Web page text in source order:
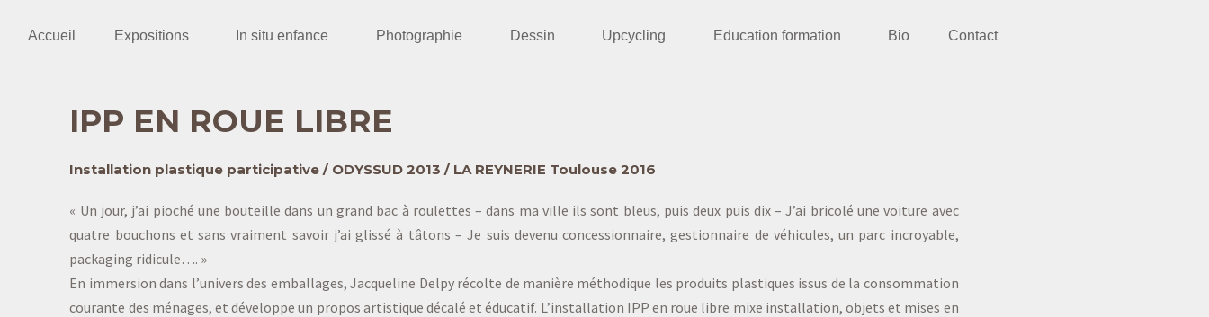
Accueil Expositions In situ enfance Photographie Dessin Upcycling Education formation Bio Contact
IPP EN ROUE LIBRE
Installation plastique participative / ODYSSUD 2013 / LA REYNERIE Toulouse 2016
« Un jour, j’ai pioché une bouteille dans un grand bac à roulettes – dans ma ville ils sont bleus, puis deux puis dix – J’ai bricolé une voiture avec
quatre bouchons et sans vraiment savoir j’ai glissé à tâtons – Je suis devenu concessionnaire, gestionnaire de véhicules, un parc incroyable,
packaging ridicule…. »
En immersion dans l’univers des emballages, Jacqueline Delpy récolte de manière méthodique les produits plastiques issus de la consommation
courante des ménages, et développe un propos artistique décalé et éducatif. L’installation IPP en roue libre mixe installation, objets et mises en